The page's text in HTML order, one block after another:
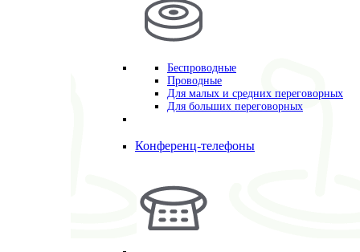
Беспроводные
Проводные
Для малых и средних переговорных
Для больших переговорных
Конференц-телефоны